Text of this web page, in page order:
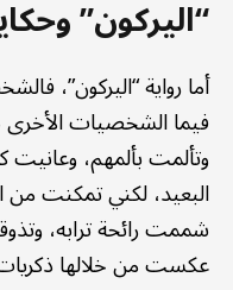
“اليركون”
أما رواية “اليركون”،
فيما الشخصيات
وتألمت بألمهم،
البعيد، لكني تمكنت من
شممت رائحة ترابه،
عكست من خلالها